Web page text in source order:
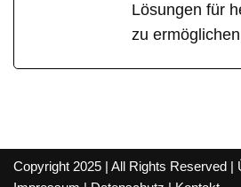
Lösungen für
zu
Copyright 2025 | All Rights Reserved |